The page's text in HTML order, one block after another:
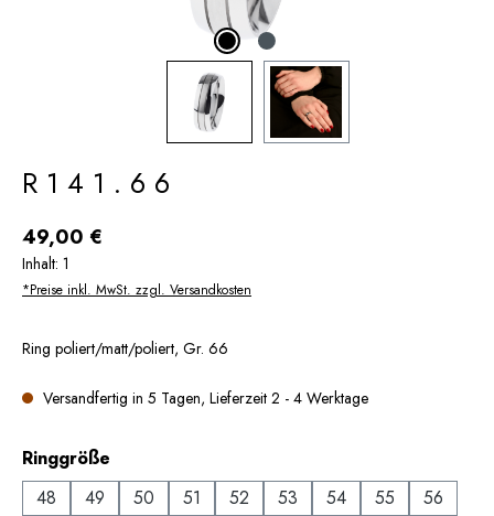
R141.66
Regulärer Preis:
49,00 €
Inhalt: 1
*Preise inkl. MwSt. zzgl. Versandkosten
Ring poliert/matt/poliert, Gr. 66
Versandfertig in 5 Tagen, Lieferzeit 2 - 4 Werktage
Ringgröße
48
49 50 51 52 53 54 55
56